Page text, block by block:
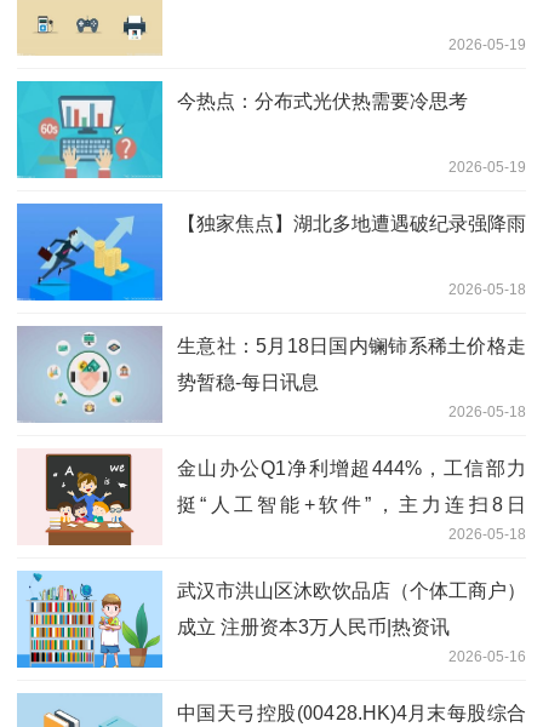
2026-05-19
今热点：分布式光伏热需要冷思考
2026-05-19
【独家焦点】湖北多地遭遇破纪录强降雨
2026-05-18
生意社：5月18日国内镧铈系稀土价格走
势暂稳-每日讯息
2026-05-18
金山办公Q1净利增超444%，工信部力
挺“人工智能+软件”，主力连扫8日
2026-05-18
武汉市洪山区沐欧饮品店（个体工商户）
成立 注册资本3万人民币|热资讯
2026-05-16
中国天弓控股(00428.HK)4月末每股综合